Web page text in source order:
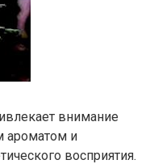
внимание
ароматом и
восприятия.